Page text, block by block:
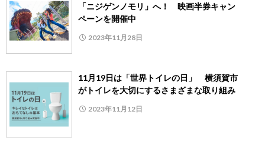
「ニジゲンノモリ」へ！ 映画半券キャン
ペーンを開催中
2023年11月28日
11月19日は「世界トイレの日」 横須賀市
がトイレを大切にするさまざまな取り組み
2023年11月12日